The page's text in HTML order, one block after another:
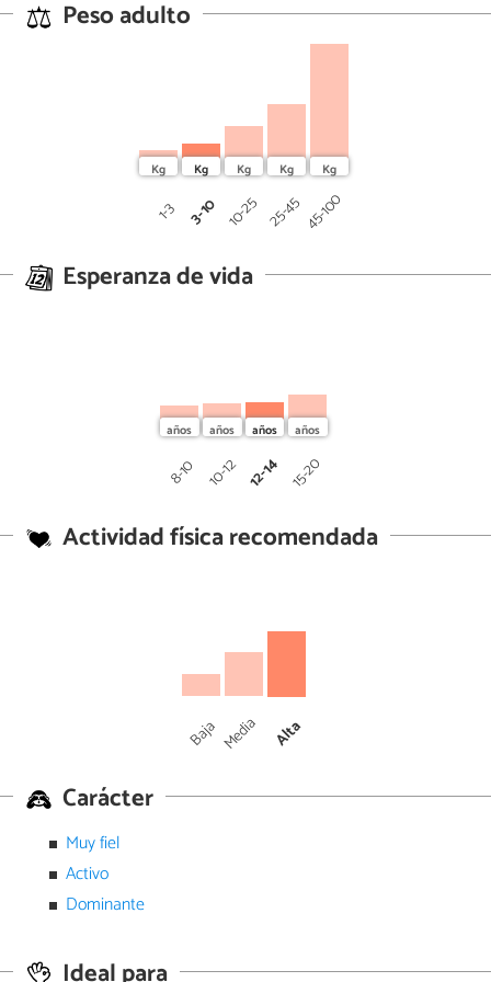
Peso adulto
1-3 3-10 10-25 25-45 45-100
Esperanza de vida
8-10 10-12 12-14 15-20
Actividad física recomendada
Baja Media Alta
Carácter
Muy fiel
Activo
Dominante